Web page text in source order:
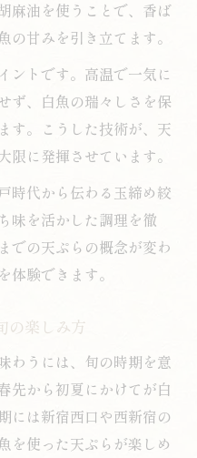
麻油を使うことで、香ば
の甘みを引き立てます。
ントです。高温で一気に
ず、白魚の瑞々しさを保
す。こうした技術が、天
に発揮させています。
時代から伝わる玉締め絞
味を活かした調理を徹
での天ぷらの概念が変わ
体験できます。
の楽しみ方
わうには、旬の時期を意
先から初夏にかけてが白
には新宿西口や西新宿の
を使った天ぷらが楽しめ